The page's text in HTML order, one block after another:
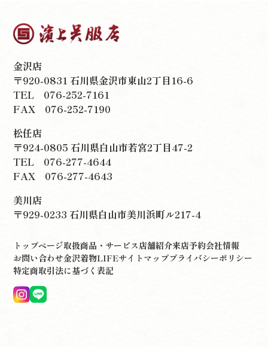
金沢店
〒920-0831 石川県金沢市東山2丁目16-6
TEL 076-252-7161
FAX 076-252-7190
松任店
〒924-0805 石川県白山市若宮2丁目47-2
TEL 076-277-4644
FAX 076-277-4643
美川店
〒929-0233 石川県白山市美川浜町ル217-4
トップページ取扱商品・サービス店舗紹介来店予約会社情報
お問い合わせ金沢着物LIFEサイトマッププライバシーポリシー
特定商取引法に基づく表記